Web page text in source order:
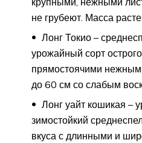
не грубеют. Масса
Лонг Токио –
урожайный сорт
прямостоячими
до 60 см со слабым
Лонг уайт кошикая –
зимостойкий
вкуса с длинными и